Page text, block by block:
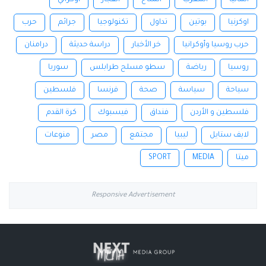
اوكرنيا بوتين تداول تكنولوجيا جرائم حرب
حرب روسيا وأوكرانيا خر الأخبار دراسة حديثة درامنان
روسيا رياضة سطو مسلح طرابلس سوريا
سياحة سياسة صحة فرنسا فلسطين
فلسطين و الأردن فنداق فيسبوك كرة القدم
لايف ستايل ليبيا مجتمع مصر منوعات
ميتا MEDIA
SPORT
Responsive Advertisement